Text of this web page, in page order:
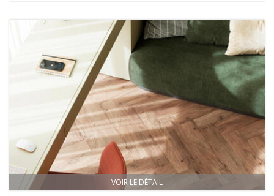
VOIR LE DÉTAIL